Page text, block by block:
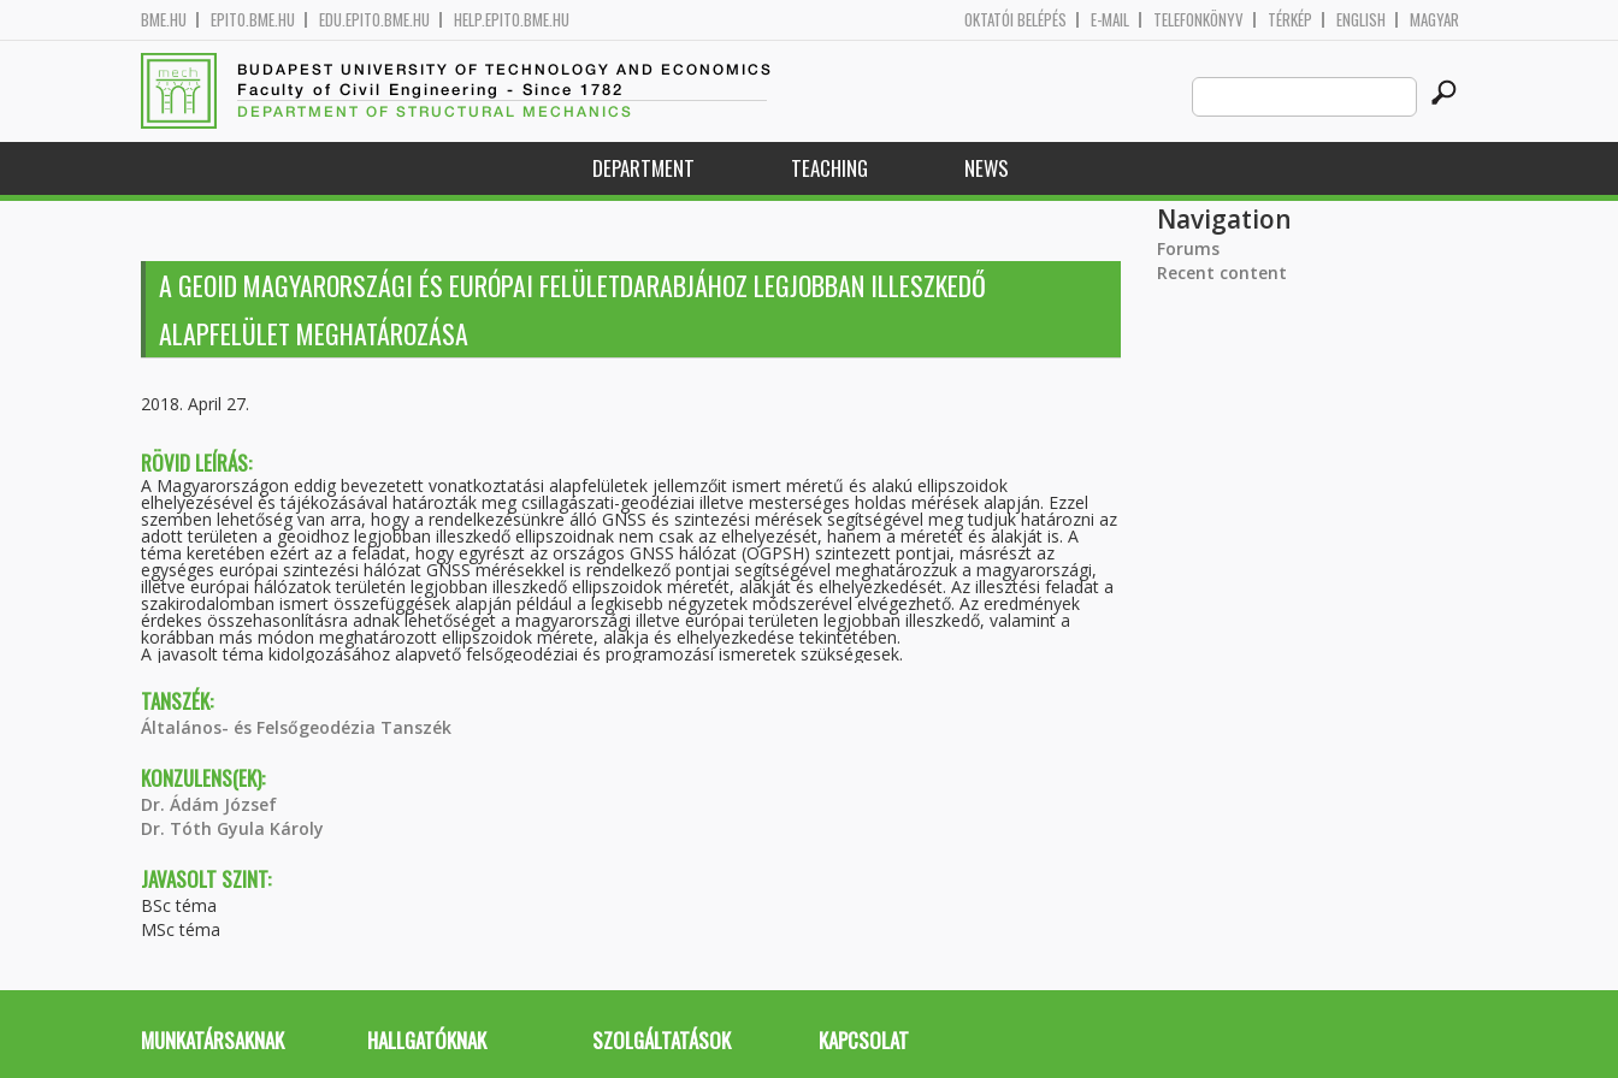
BME.HU EPITO.BME.HU EDU.EPITO.BME.HU HELP.EPITO.BME.HU OKTATÓI BELÉPÉS E-MAIL TELEFONKÖNYV TÉRKÉP ENGLISH MAGYAR
BUDAPEST UNIVERSITY OF TECHNOLOGY AND ECONOMICS
Faculty of Civil Engineering - Since 1782
DEPARTMENT OF STRUCTURAL MECHANICS
Search
this
site
DEPARTMENT TEACHING NEWS
A GEOID MAGYARORSZÁGI ÉS EURÓPAI FELÜLETDARABJÁHOZ LEGJOBBAN ILLESZKEDŐ
ALAPFELÜLET MEGHATÁROZÁSA
2018. April 27.
RÖVID LEÍRÁS:
A Magyarországon eddig bevezetett vonatkoztatási alapfelületek jellemzőit ismert méretű és alakú ellipszoidok
elhelyezésével és tájékozásával határozták meg csillagászati-geodéziai illetve mesterséges holdas mérések alapján. Ezzel
szemben lehetőség van arra, hogy a rendelkezésünkre álló GNSS és szintezési mérések segítségével meg tudjuk határozni az
adott területen a geoidhoz legjobban illeszkedő ellipszoidnak nem csak az elhelyezését, hanem a méretét és alakját is. A
téma keretében ezért az a feladat, hogy egyrészt az országos GNSS hálózat (OGPSH) szintezett pontjai, másrészt az
egységes európai szintezési hálózat GNSS mérésekkel is rendelkező pontjai segítségével meghatározzuk a magyarországi,
illetve európai hálózatok területén legjobban illeszkedő ellipszoidok méretét, alakját és elhelyezkedését. Az illesztési feladat a
szakirodalomban ismert összefüggések alapján például a legkisebb négyzetek módszerével elvégezhető. Az eredmények
érdekes összehasonlításra adnak lehetőséget a magyarországi illetve európai területen legjobban illeszkedő, valamint a
korábban más módon meghatározott ellipszoidok mérete, alakja és elhelyezkedése tekintetében.
A javasolt téma kidolgozásához alapvető felsőgeodéziai és programozási ismeretek szükségesek.
TANSZÉK:
Általános- és Felsőgeodézia Tanszék
KONZULENS(EK):
Dr. Ádám József
Dr. Tóth Gyula Károly
JAVASOLT SZINT:
BSc téma
MSc téma
Navigation
Forums
Recent content
MUNKATÁRSAKNAK HALLGATÓKNAK SZOLGÁLTATÁSOK KAPCSOLAT